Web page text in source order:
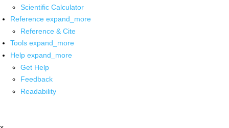
Scientific Calculator
Reference expand_more
Reference & Cite
Tools expand_more
Help expand_more
Get Help
Feedback
Readability